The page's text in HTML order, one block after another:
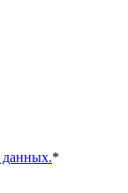
данных.*